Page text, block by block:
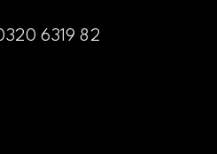
6319 82